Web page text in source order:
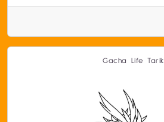
Gacha Life Tarik